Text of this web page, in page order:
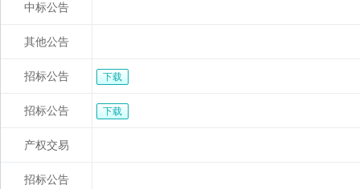
中标公告
其他公告
招标公告 下载
招标公告 下载
产权交易
招标公告